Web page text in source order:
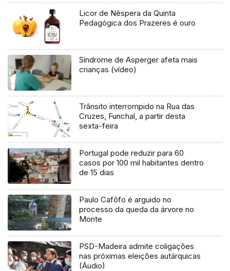
Licor de Nêspera da Quinta
Pedagógica dos Prazeres é ouro
Síndrome de Asperger afeta mais
crianças (vídeo)
Trânsito interrompido na Rua das
Cruzes, Funchal, a partir desta
sexta-feira
Portugal pode reduzir para 60
casos por 100 mil habitantes dentro
de 15 dias
Paulo Cafôfo é arguido no
processo da queda da árvore no
Monte
PSD-Madeira admite coligações
nas próximas eleições autárquicas
(Áudio)